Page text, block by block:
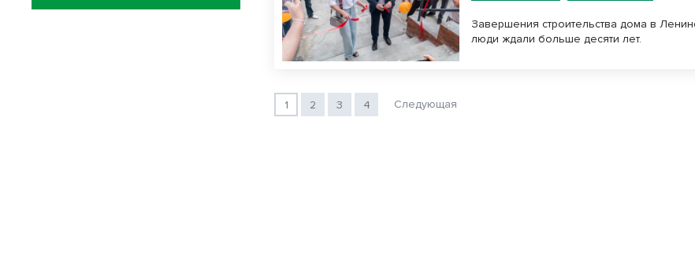
Завершения строительства дома в
люди ждали больше десяти лет.
1 2 3 4 Следующая